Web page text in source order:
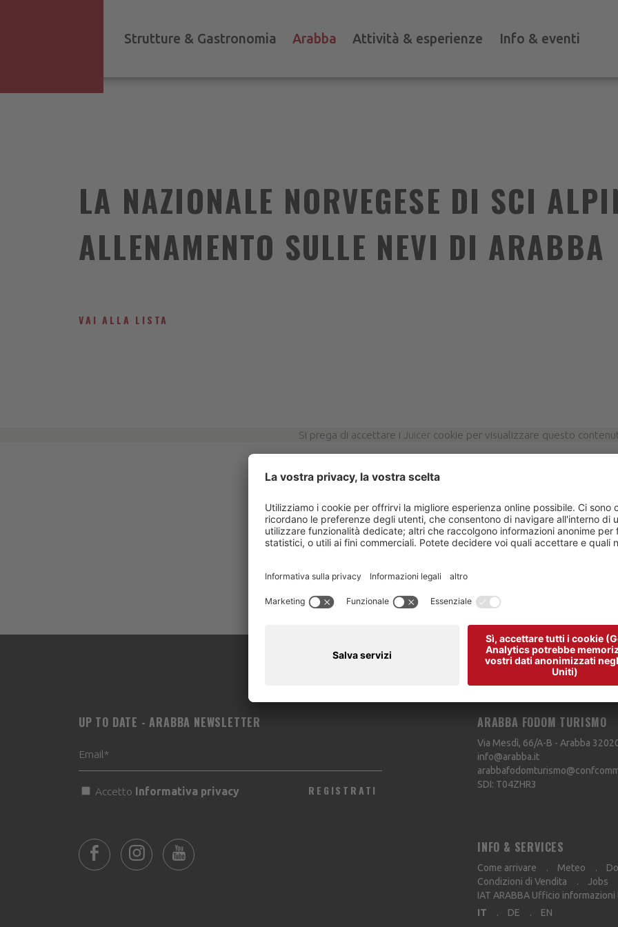
Strutture & Gastronomia Arabba Attività & esperienze Info & eventi
LA NAZIONALE NORVEGESE DI SCI
ALLENAMENTO SULLE NEVI DI ARABBA
VAI ALLA LISTA
Si prega di accettare i Juicercookie per visualizzare questo
UP TO DATE - ARABBA NEWSLETTER
Accetto Informativa privacy REGISTRATI
ARABBA FODOM TURISMO
Via Mesdì, 66/A-B - Arabba
info@arabba.it
SDI: T04ZHR3
INFO & SERVICES
Come arrivare Meteo
Condizioni di Vendita
Jobs
IAT ARABBA Ufficio
IT
DE EN